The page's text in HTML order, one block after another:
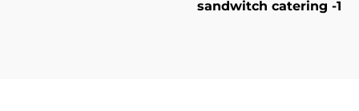
sandwitch catering -1